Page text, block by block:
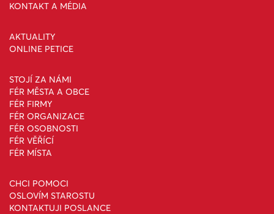
KONTAKT A MÉDIA
AKTUALITY
ONLINE PETICE
STOJÍ ZA NÁMI
FÉR MĚSTA A OBCE
FÉR FIRMY
FÉR ORGANIZACE
FÉR OSOBNOSTI
FÉR VĚŘÍCÍ
FÉR MÍSTA
CHCI POMOCI
OSLOVÍM STAROSTU
KONTAKTUJI POSLANCE